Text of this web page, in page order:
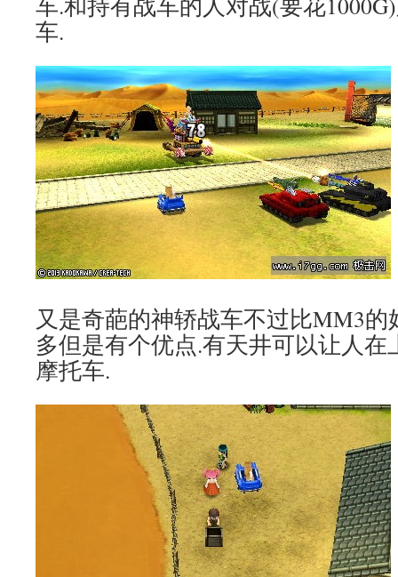
车.
又是奇葩的神轿战车不过比MM3
多但是有个优点.有天井可以让人
摩托车.